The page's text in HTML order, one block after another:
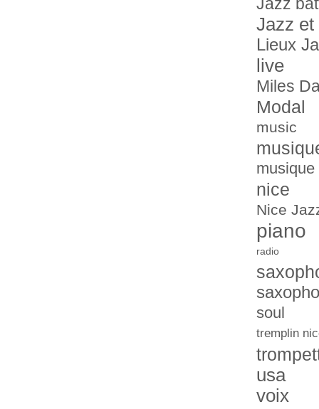
Jazz et
Lieux
live
Miles
Modal
music
nice
Nice
piano
radio
soul
tremplin
usa
voix